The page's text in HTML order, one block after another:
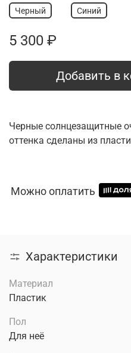
Черный
Синий
5 300 ₽
Добавить в
Черные солнцезащитные
оттенка сделаны из
Можно оплатить
Характеристики
Материал
Пластик
Пол
Для неё